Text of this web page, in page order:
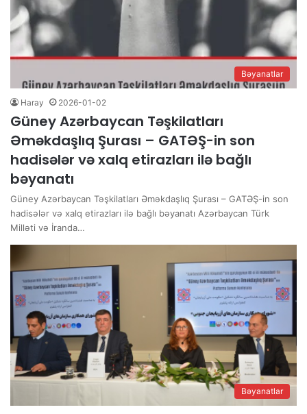
Bəyanatlar
Haray 2026-01-02
Güney Azərbaycan Təşkilatları
Əməkdaşlıq Şurası – GATƏŞ-in son
hadisələr və xalq etirazları ilə bağlı
bəyanatı
Güney Azərbaycan Təşkilatları Əməkdaşlıq Şurası – GATƏŞ-in son
hadisələr və xalq etirazları ilə bağlı bəyanatı Azərbaycan Türk
Milləti və İranda…
Bəyanatlar